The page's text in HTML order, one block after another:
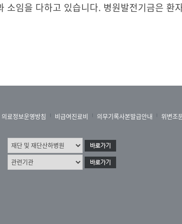
임을 다하고 있습니다. 병원발전기금은 환
의료정보운영방침 비급여진료비 의무기록사본발급안내 위변조